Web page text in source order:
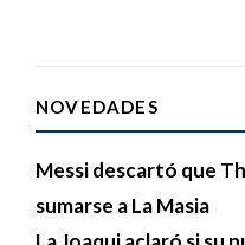
NOVEDADES
Messi descartó que
sumarse a La Masia